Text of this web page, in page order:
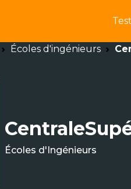
Écoles d'ingénieurs
Écoles d'Ingénieurs